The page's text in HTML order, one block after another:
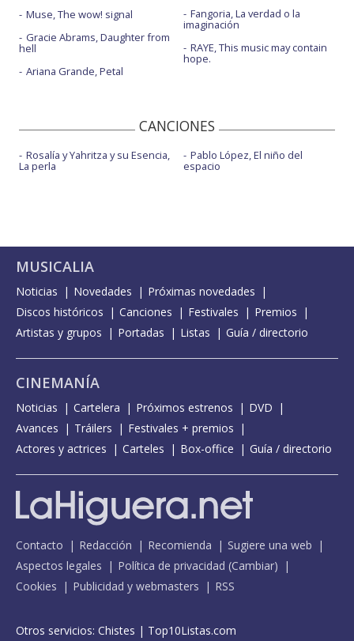
Muse, The wow! signal
Gracie Abrams, Daughter from
hell
Ariana Grande, Petal
Fangoria, La verdad o la
imaginación
RAYE, This music may contain
hope.
CANCIONES
Rosalía y Yahritza y su Esencia,
La perla
Pablo López, El niño del
espacio
MUSICALIA
Noticias Novedades
Próximas novedades
Discos históricos
Canciones Festivales
Premios
Artistas y grupos
Portadas Listas Guía / directorio
CINEMANÍA
Noticias Cartelera Próximos estrenos
DVD
Avances
Tráilers
Festivales + premios
Actores y actrices
Carteles Box-office Guía / directorio
Contacto Redacción Recomienda
Sugiere una web
Aspectos legales
Política de privacidad (Cambiar)
Cookies
Publicidad y webmasters RSS
Otros servicios: Chistes | Top10Listas.com